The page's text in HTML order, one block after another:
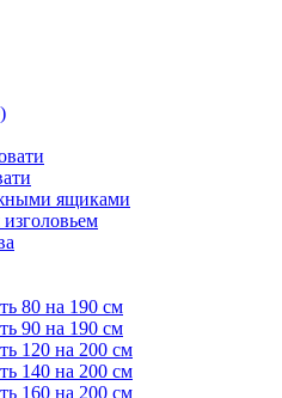
ящиками
80 на 190 см
90 на 190 см
120 на 200 см
140 на 200 см
160 на 200 см